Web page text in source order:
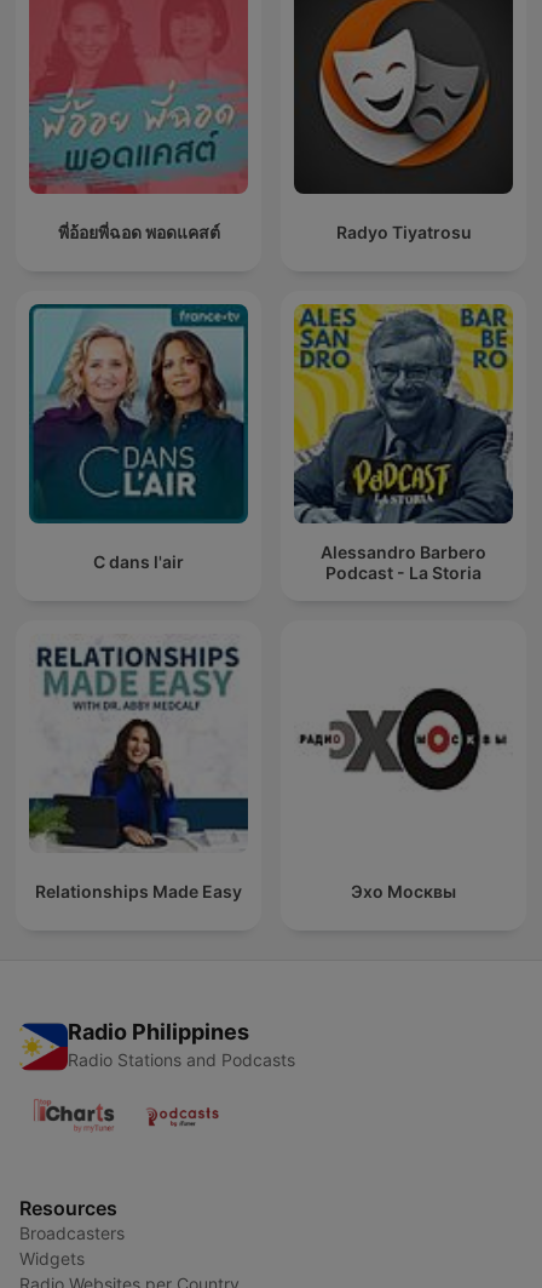
พี่อ้อยพี่ฉอด พอดแคสต์ Radyo Tiyatrosu
C dans l'air
Alessandro Barbero
Podcast - La Storia
Relationships Made Easy Эхо Москвы
Radio Philippines
Radio Stations and Podcasts
Resources
Broadcasters
Widgets